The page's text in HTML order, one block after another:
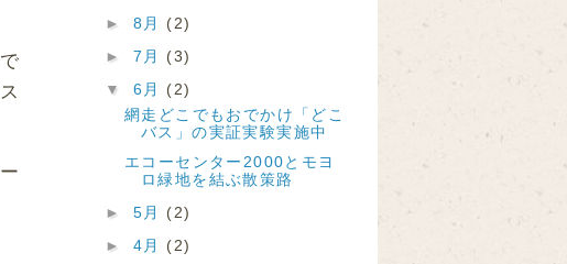
► 8月 (2)
► 7月 (3)
▼ 6月 (2)
網走どこでもおでかけ「どこ
バス」の実証実験実施中
エコーセンター2000とモヨ
ロ緑地を結ぶ散策路
► 5月 (2)
► 4月 (2)